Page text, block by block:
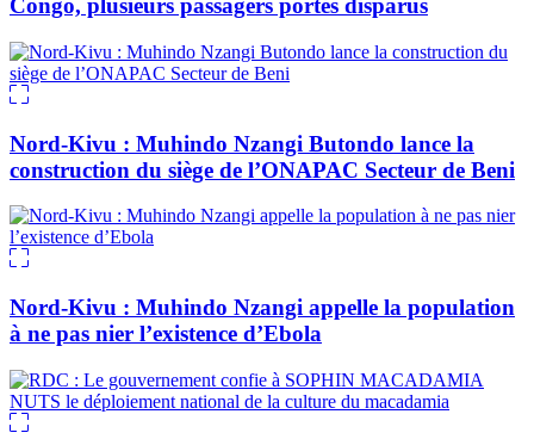
Congo, plusieurs passagers portés disparus
Nord-Kivu : Muhindo Nzangi Butondo lance la
construction du siège de l’ONAPAC Secteur de Beni
Nord-Kivu : Muhindo Nzangi appelle la population
à ne pas nier l’existence d’Ebola